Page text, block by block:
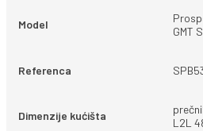
Model
GMT
Referenca
Dimenzije kućišta
L2L